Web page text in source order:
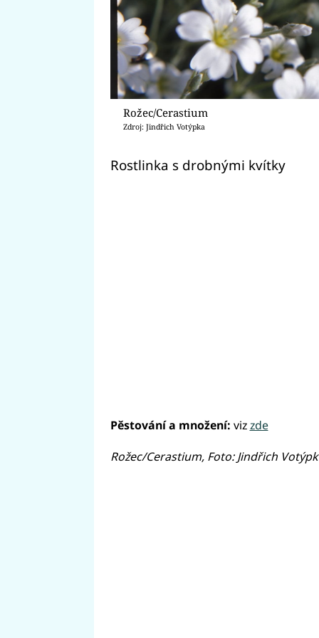
Rožec/Cerastium
Zdroj: Jindřich Votýpka
Rostlinka s drobnými kvítky
Pěstování a množení: vizzde
Rožec/Cerastium, Foto: Jindřich